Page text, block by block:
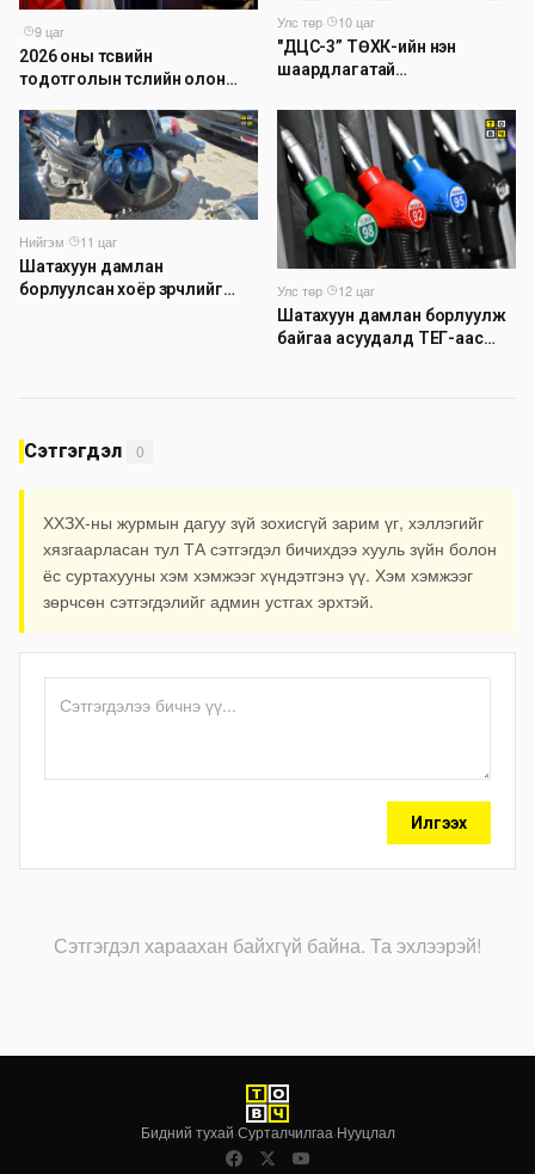
·
9 цаг
2026 оны төсвийн
тодотголын төслийн олон
Улс төр·
10 цаг
"ДЦС-3” ТӨХК-ийн нэн
шаардлагатай
шинэчлэлийн төсвийг
шийдвэрлэхээр болов
Нийгэм·
11 цаг
Шатахуун дамлан
борлуулсан хоёр зөрчлийг
Улс төр·
12 цаг
Шатахуун дамлан борлуулж
байгаа асуудалд ТЕГ-аас
Сэтгэгдэл 0
ХХЗХ-ны журмын дагуу зүй зохисгүй зарим үг, хэллэгийг
хязгаарласан тул ТА сэтгэгдэл бичихдээ хууль зүйн болон
ёс суртахууны хэм хэмжээг хүндэтгэнэ үү. Хэм хэмжээг
зөрчсөн сэтгэгдэлийг админ устгах эрхтэй.
Илгээх
Сэтгэгдэл хараахан байхгүй байна. Та эхлээрэй!
Бидний тухай·Сурталчилгаа·Нууцлал